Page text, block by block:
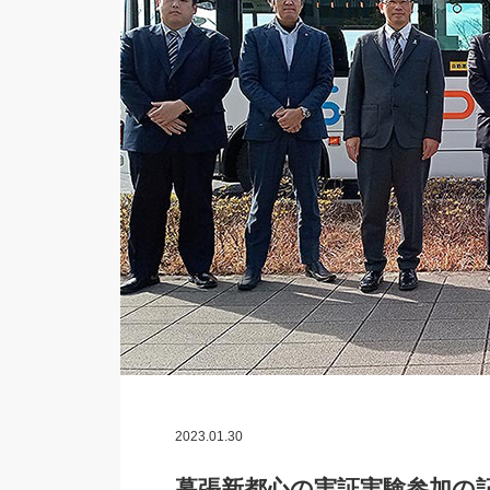
2023.01.30